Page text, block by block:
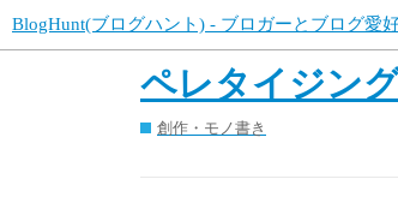
BlogHunt(ブログハント) - ブロガーとブログ愛
ペレタイジン
創作・モノ書き